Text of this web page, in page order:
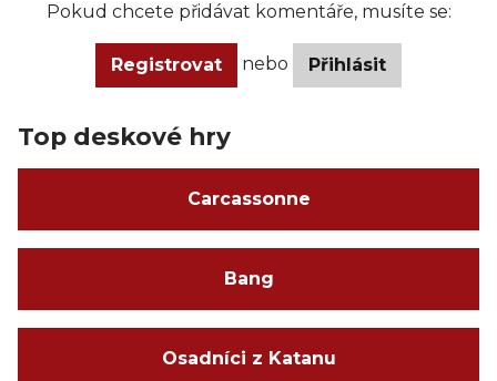
Pokud chcete přidávat komentáře, musíte se:
Registrovat nebo Přihlásit
Top deskové hry
Carcassonne
Bang
Osadníci z Katanu